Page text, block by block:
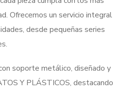
Ofrecemos un servicio integral
desde pequeñas series
soporte metálico, diseñado y
Y PLÁSTICOS, destacando